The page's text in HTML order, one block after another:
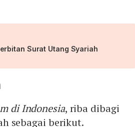
Surat Utang Syariah
di Indonesia, riba dibagi
sebagai berikut.